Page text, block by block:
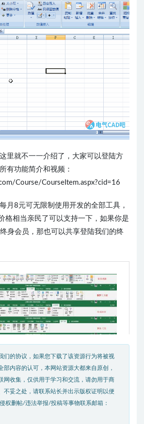
里就不一一介绍了，大家可以登陆方
有功能简介和视频：
Course/CourseItem.aspx?cid=16
月8元可无限制使用开发的全部工具，
格相当亲民了可以支持一下，如果你是
身会员，那也可以共享登陆我们的终
们的协议，如果您下载了该资源行为将被视
部内容的认可，本网站资源大都来自原创，
网收集，仅供用于学习和交流，请勿用于商
不妥之处，请联系站长并出示版权证明以便
权删帖/违法举报/投稿等事物联系邮箱：